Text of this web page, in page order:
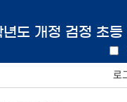
검정 초등 3,4학년군 교과서 및 지
로